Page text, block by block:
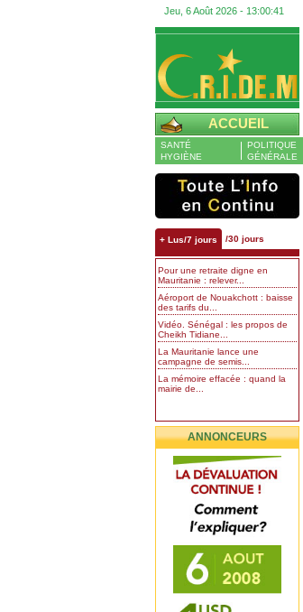
Jeu, 6 Août 2026 - 13:00:42
ACCUEIL
SANTÉ
HYGIÈNE
POLITIQUE
GÉNÉRALE
+ Lus/7 jours /30 jours
Pour une retraite digne en
Mauritanie : relever...
Aéroport de Nouakchott : baisse
des tarifs du...
Vidéo. Sénégal : les propos de
Cheikh Tidiane...
La Mauritanie lance une
campagne de semis...
La mémoire effacée : quand la
mairie de...
ANNONCEURS